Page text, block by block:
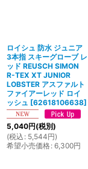
ロイシュ 防水 ジュニア
3本指 スキーグローブ レ
ッド REUSCH SIMON
R-TEX XT JUNIOR
LOBSTER アスファルト
ファイアーレッド ロイ
ッシュ [62618106638]
5,040円(税別)
(税込 : 5,544円)
希望小売価格: 6,300円